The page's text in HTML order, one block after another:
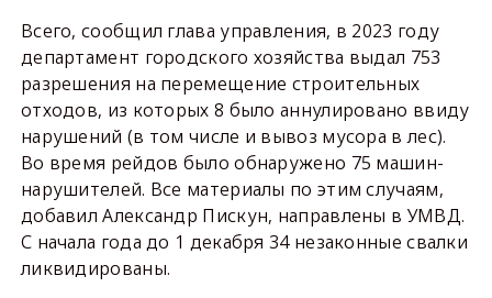
Всего, сообщил глава управления, в 2023 году
департамент городского хозяйства выдал 753
разрешения на перемещение строительных
отходов, из которых 8 было аннулировано ввиду
нарушений (в том числе и вывоз мусора в лес).
Во время рейдов было обнаружено 75 машин-
нарушителей. Все материалы по этим случаям,
добавил Александр Пискун, направлены в УМВД.
С начала года до 1 декабря 34 незаконные свалки
ликвидированы.